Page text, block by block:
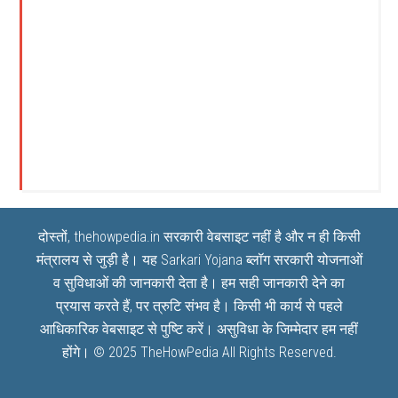
दोस्तों, thehowpedia.in सरकारी वेबसाइट नहीं है और न ही किसी
मंत्रालय से जुड़ी है। यह Sarkari Yojana ब्लॉग सरकारी योजनाओं
व सुविधाओं की जानकारी देता है। हम सही जानकारी देने का
प्रयास करते हैं, पर त्रुटि संभव है। किसी भी कार्य से पहले
आधिकारिक वेबसाइट से पुष्टि करें। असुविधा के जिम्मेदार हम नहीं
होंगे। © 2025 TheHowPedia All Rights Reserved.